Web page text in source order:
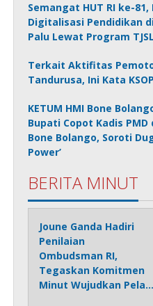
Semangat HUT RI ke-81,
Digitalisasi Pendidikan
Palu Lewat Program TJSL
Terkait Aktifitas
Tandurusa, Ini Kata
KETUM HMI Bone
Bupati Copot Kadis PMD
Bone Bolango, Soroti
Power’
BERITA MINUT
Joune Ganda Hadiri
Penilaian
Ombudsman RI,
Tegaskan Komitmen
Minut Wujudkan Pela…